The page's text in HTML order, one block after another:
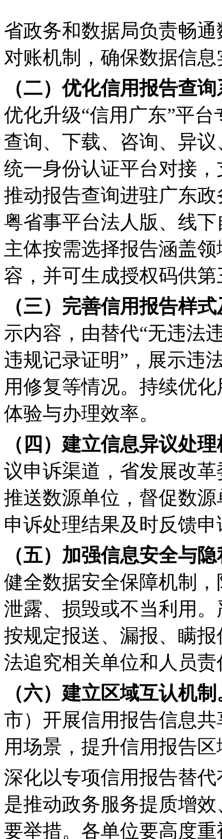
省政务和数据局负责畅
对账机制，确保数据信
（二）优化信用报告查
优化升级“信用广东”平
查询、下载、咨询、异
统一身份认证平台对接
推动报告查询进驻广东
粤省事平台法人版、线
主体按需选择报告涵盖
容，并可生成授权码供
（三）完善信用报告样式
示内容，由替代“无违法
违规记录证明”，展示违
用修复等情况。持续优
体验与办理效率。
（四）建立信息异议处
议申诉渠道，省发展改
推送数源单位，督促数
申诉处理结果及时反馈申
（五）加强信息安全与
健全数据安全保障机制
泄露、损毁或不当利用
按规定报送、漏报、瞒
法追究相关单位和人员责
（六）建立区域互认机制
市）开展信用报告信息
用场景，提升信用报告
深化以专项信用报告替
是推动政务服务提质增
要举措。各单位要高度